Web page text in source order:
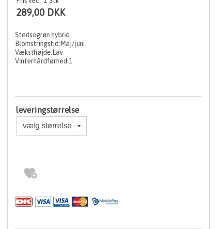
289,00 DKK
Stedsegrøn hybrid
Blomstringstid:Maj/juni
Væksthøjde:Lav
Vinterhårdførhed:1
leveringstørrelse